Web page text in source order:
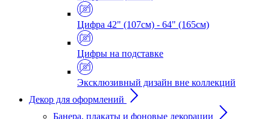
Цифра 42" (107см) - 64" (165см)
Цифры на подставке
Эксклюзивный дизайн вне коллекций
Декор для оформлений
Банера, плакаты и фоновые декорации